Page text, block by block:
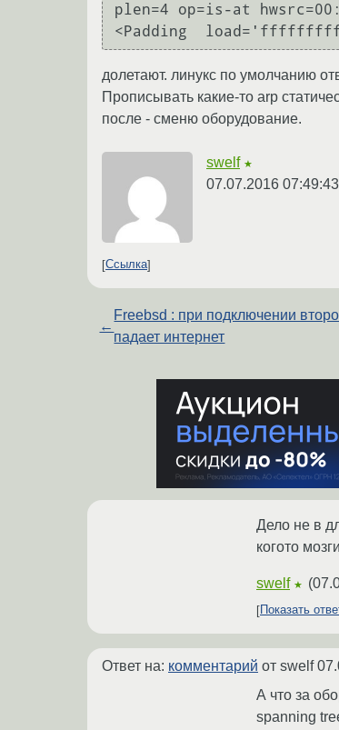
plen=4 op=is-at
долетают. линукс по умолчанию
Прописывать какие-то arp
после - сменю оборудование.
swelf ★
07.07.2016
Ссылка
←
Freebsd : при подключении
падает интернет
Дело не в
когото
swelf ★ (
Показать
Ответ на: комментарий от swelf
А что за
spanning